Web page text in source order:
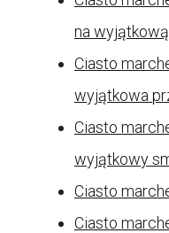
na
Ciasto
wyjątkowa
Ciasto
wyjątkowy
Ciasto
Ciasto